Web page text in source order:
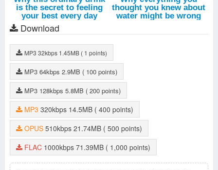
Download
MP3 32kbps 1.45MB ( 1 points)
MP3 64kbps 2.9MB ( 100 points)
MP3 128kbps 5.8MB ( 200 points)
MP3 320kbps 14.5MB
( 400 points)
OPUS 510kbps 21.74MB
( 500 points)
FLAC 1000kbps 71.39MB ( 1,000 points)